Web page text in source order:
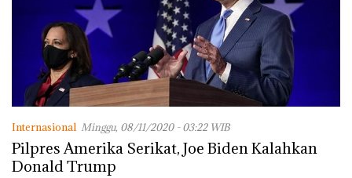
Internasional Minggu, 08/11/2020 - 03:22 WIB
Pilpres Amerika Serikat, Joe Biden Kalahkan
Donald Trump